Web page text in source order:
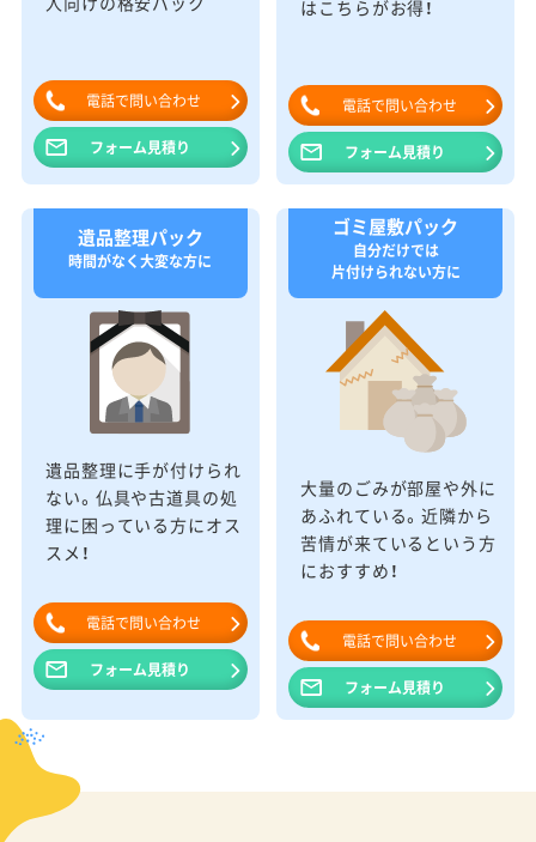
電話で問い合わせ
フォーム見積り
はこちらがお得！
電話で問い合わせ
フォーム見積り
遺品整理パック
時間がなく大変な方に
遺品整理に手が付けられ
ない。仏具や古道具の処
理に困っている方にオス
スメ！
電話で問い合わせ
フォーム見積り
ゴミ屋敷パック
自分だけでは
片付けられない方に
大量のごみが部屋や外に
あふれている。近隣から
苦情が来ているという方
におすすめ！
電話で問い合わせ
フォーム見積り